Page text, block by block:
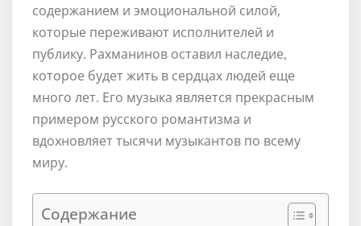
содержанием и эмоциональной силой,
которые переживают исполнителей и
публику. Рахманинов оставил наследие,
которое будет жить в сердцах людей еще
много лет. Его музыка является прекрасным
примером русского романтизма и
вдохновляет тысячи музыкантов по всему
миру.
Содержание